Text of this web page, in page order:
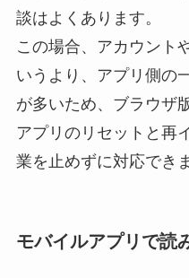
談はよくあります。
この場合、アカウント
いうより、アプリ側の
が多いため、ブラウザ
アプリのリセットと再
業を止めずに対応でき
モバイルアプリで読